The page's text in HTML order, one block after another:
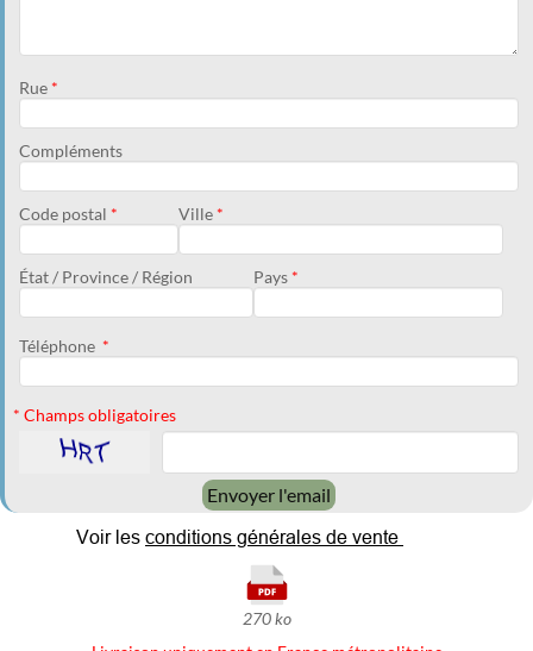
Rue *
Compléments
Code postal * Ville *
État / Province / Région Pays *
Téléphone *
* Champs obligatoires
Envoyer l'email
Voir les conditions générales de vente
270 ko